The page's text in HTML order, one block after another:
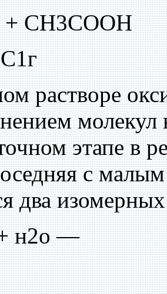
+ СН3СООН
растворе
молекул
этапе в
с
два
н2о —